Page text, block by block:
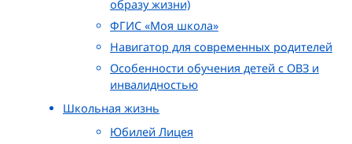
образу жизни)
ФГИС «Моя школа»
Навигатор для современных родителей
Особенности обучения детей с ОВЗ и
инвалидностью
Школьная жизнь
Юбилей Лицея